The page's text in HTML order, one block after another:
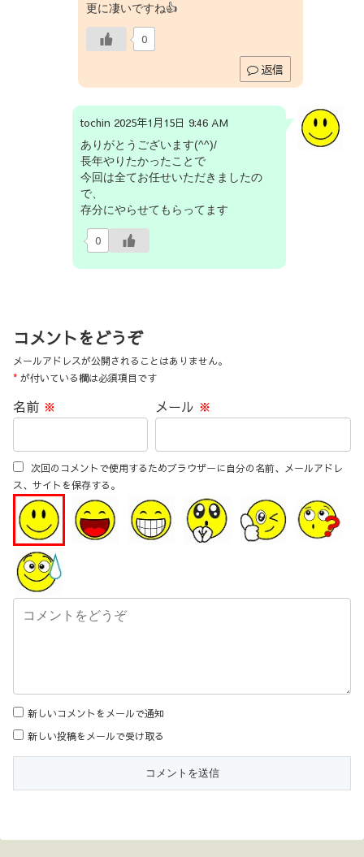
更に凄いですね👍
0
返信
tochin 2025年1月15日 9:46 AM
ありがとうございます(^^)/
長年やりたかったことで
今回は全てお任せいただきましたの
で、
存分にやらせてもらってます
0
コメントをどうぞ
メールアドレスが公開されることはありません。
* が付いている欄は必須項目です
名前 ※ メール ※
次回のコメントで使用するためブラウザーに自分の名前、メールアドレ
ス、サイトを保存する。
新しいコメントをメールで通知
新しい投稿をメールで受け取る